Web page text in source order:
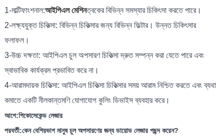
1-মাল্টিফাংশনাল:আইপিএল মেশিনত্বকের বিভিন্ন সমস্যার চিকিৎসা করতে পারে।
2-লক্ষ্যযুক্ত চিকিত্সা: বিভিন্ন চিকিত্সার জন্য বিভিন্ন ফিল্টার। উন্নত চিকিৎসার
ফলাফল।
3-উচ্চ দক্ষতা: আইপিএল চুল অপসারণ চিকিত্সা দ্রুত সম্পন্ন করা যেতে পারে এবং
স্বাভাবিক কার্যক্রম প্রভাবিত করে না।
4-আরামদায়ক চিকিত্সা: আইপিএল চিকিত্সা চিকিত্সার সময় আরাম নিশ্চিত করতে এবং ব্যথা
কমাতে একটি নীলকান্তমণি যোগাযোগ কুলিং ডিভাইস ব্যবহার করে।
আগে:পিকোসেকেন্ড লেজার
পরবর্তী:কেন বেশিরভাগ মানুষ চুল অপসারণের জন্য ডায়োড লেজার পছন্দ করেন?